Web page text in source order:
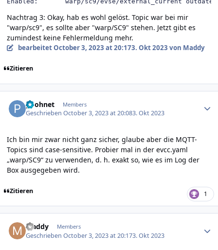
Nachtrag 3: Okay, hab es wohl gelöst. Topic war bei mir
"warp/sc9", es sollte aber "warp/SC9" stehen. Jetzt gibt es
zumindest keine Fehlermeldung mehr.
bearbeitetOctober 3, 2023 at 20:173. Okt 2023 von Maddy
Zitieren
poohnet Members
GeschriebenOctober 3, 2023 at 20:083. Okt 2023
Ich bin mir zwar nicht ganz sicher, glaube aber die MQTT-
Topics sind case-sensitive. Probier mal in der evcc.yaml
„warp/SC9“ zu verwenden, d. h. exakt so, wie es im Log der
Box ausgegeben wird.
Zitieren 1
Maddy Members
GeschriebenOctober 3, 2023 at 20:173. Okt 2023